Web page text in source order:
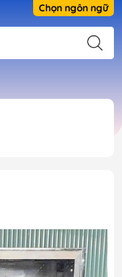
Chọn ngôn ngữ